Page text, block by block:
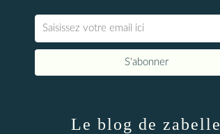
Le blog de zabelle